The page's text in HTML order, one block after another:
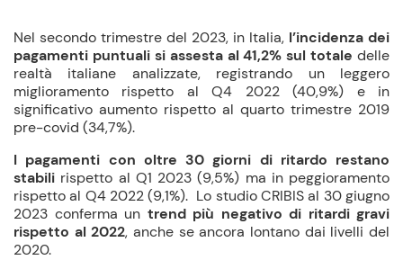
Nel secondo trimestre del 2023, in Italia, l’incidenza dei
pagamenti puntuali si assesta al 41,2% sul totale delle
realtà italiane analizzate, registrando un leggero
miglioramento rispetto al Q4 2022 (40,9%) e in
significativo aumento rispetto al quarto trimestre 2019
pre-covid (34,7%).
I pagamenti con oltre 30 giorni di ritardo restano
stabili rispetto al Q1 2023 (9,5%) ma in peggioramento
rispetto al Q4 2022 (9,1%). Lo studio CRIBIS al 30 giugno
2023 conferma un trend più negativo di ritardi gravi
rispetto al 2022, anche se ancora lontano dai livelli del
2020.